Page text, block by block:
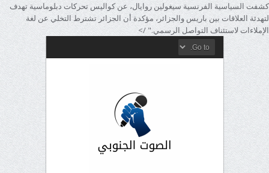
كشفت السياسية الفرنسية سيغولين روايال، عن كواليس تحركات دبلوماسية تهدف
لتهدئة العلاقات بين باريس والجزائر، مؤكدة أن الجزائر تشترط التخلي عن لغة
الإملاءات لاستئناف التواصل الرسمي." />